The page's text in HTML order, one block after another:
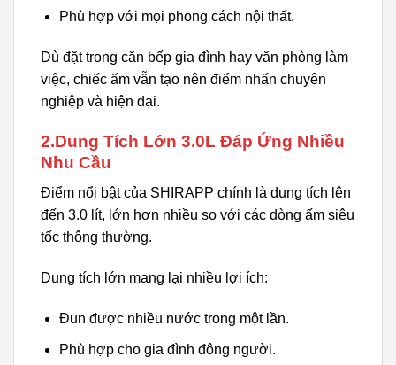
Phù hợp với mọi phong cách nội thất.
Dù đặt trong căn bếp gia đình hay văn phòng làm
việc, chiếc ấm vẫn tạo nên điểm nhấn chuyên
nghiệp và hiện đại.
2.Dung Tích Lớn 3.0L Đáp Ứng Nhiều
Nhu Cầu
Điểm nổi bật của SHIRAPP chính là dung tích lên
đến 3.0 lít, lớn hơn nhiều so với các dòng ấm siêu
tốc thông thường.
Dung tích lớn mang lại nhiều lợi ích:
Đun được nhiều nước trong một lần.
Phù hợp cho gia đình đông người.